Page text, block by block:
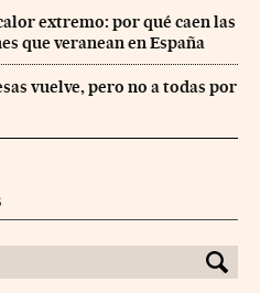
extremo: por qué caen las
que veranean en España
vuelve, pero no a todas por